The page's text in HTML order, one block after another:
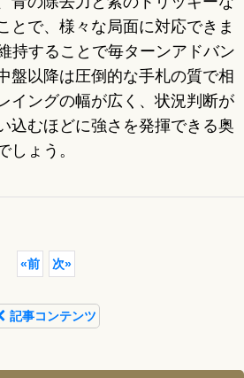
とで、様々な局面に対応できま
持することで毎ターンアドバン
盤以降は圧倒的な手札の質で相
イングの幅が広く、状況判断が
込むほどに強さを発揮できる奥
しょう。
«前 次»
記事コンテンツ